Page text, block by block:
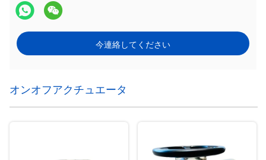
今連絡してください
オンオフアクチュエータ